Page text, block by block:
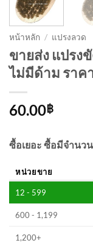
หน้าหลัก / แปรงลวด
ขายส่ง แปรง
ไม่มีด้าม ราค
60.00฿
ซื้อเยอะ ซื้อมีจำนว
หน่วยขาย
12 - 599
600 - 1,199
1,200+